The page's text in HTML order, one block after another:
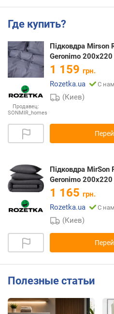
Где купить?
Продавец:
SONMIR_homes
Підковдра Mirson
Geronimo
1 159 грн.
Rozetka.ua
С
(Киев)
Підковдра MirSon
Geronimo
1 165 грн.
Rozetka.ua
С
(Киев)
Полезные статьи